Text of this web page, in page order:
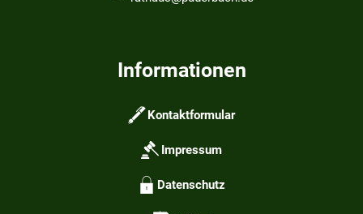
Informationen
Kontaktformular
Impressum
Datenschutz